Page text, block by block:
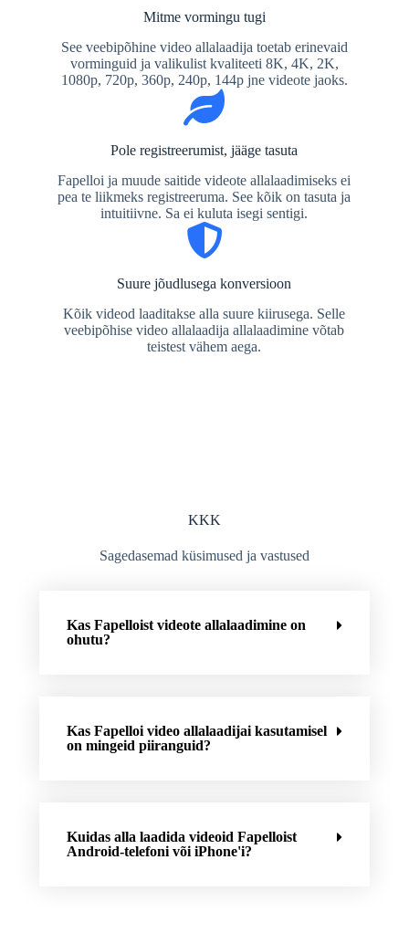
Mitme vormingu tugi
See veebipõhine video allalaadija toetab erinevaid
vorminguid ja valikulist kvaliteeti 8K, 4K, 2K,
1080p, 720p, 360p, 240p, 144p jne videote jaoks.
Pole registreerumist, jääge tasuta
Fapelloi ja muude saitide videote allalaadimiseks ei
pea te liikmeks registreeruma. See kõik on tasuta ja
intuitiivne. Sa ei kuluta isegi sentigi.
Suure jõudlusega konversioon
Kõik videod laaditakse alla suure kiirusega. Selle
veebipõhise video allalaadija allalaadimine võtab
teistest vähem aega.
KKK
Sagedasemad küsimused ja vastused
Kas Fapelloist videote allalaadimine on
ohutu?
Kas Fapelloi video allalaadijai kasutamisel
on mingeid piiranguid?
Kuidas alla laadida videoid Fapelloist
Android-telefoni või iPhone'i?